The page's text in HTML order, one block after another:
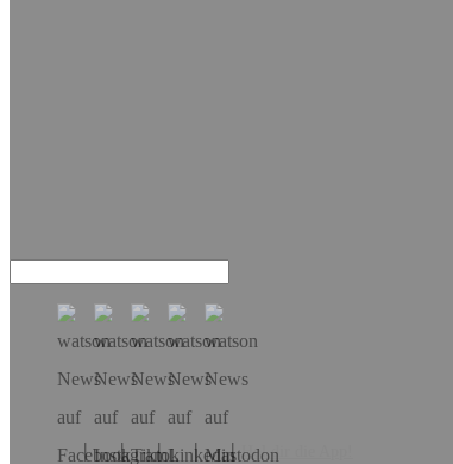
Hol dir die App!